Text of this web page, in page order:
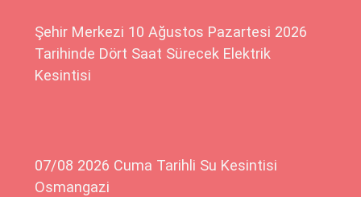
Şehir Merkezi 10 Ağustos Pazartesi 2026
Tarihinde Dört Saat Sürecek Elektrik
Kesintisi
07/08 2026 Cuma Tarihli Su Kesintisi
Osmangazi